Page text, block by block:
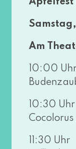
Apfelfest
Am
10:00
10:30
11:30